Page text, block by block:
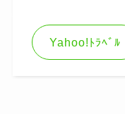
Yahoo!ﾄﾗﾍﾞﾙ